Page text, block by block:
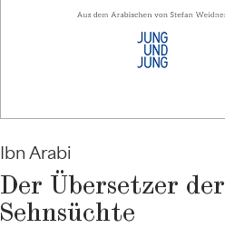
Ibn Arabi
Der Übersetzer der
Sehnsüchte